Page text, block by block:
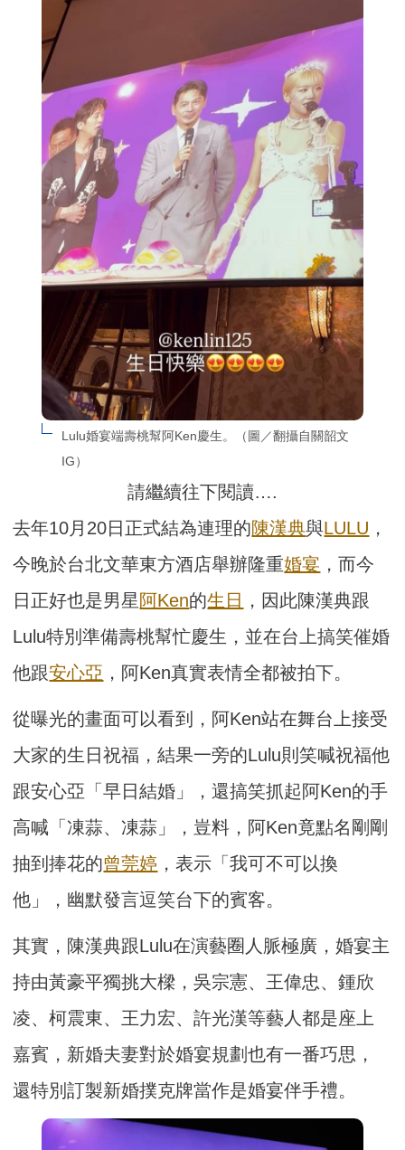
Lulu婚宴端壽桃幫阿Ken慶生。（圖／翻攝自關韶文
IG）
請繼續往下閱讀….
去年10月20日正式結為連理的陳漢典與LULU ，
今晚於台北文華東方酒店舉辦隆重婚宴 ，而今
日正好也是男星阿Ken的生日
，因此陳漢典跟
Lulu特別準備壽桃幫忙慶生，並在台上搞笑催婚
他跟安心亞 ，阿Ken真實表情全都被拍下。
從曝光的畫面可以看到，阿Ken站在舞台上接受
大家的生日祝福，結果一旁的Lulu則笑喊祝福他
跟安心亞「早日結婚」，還搞笑抓起阿Ken的手
高喊「凍蒜、凍蒜」，豈料，阿Ken竟點名剛剛
抽到捧花的曾莞婷 ，表示「我可不可以換
他」，幽默發言逗笑台下的賓客。
其實，陳漢典跟Lulu在演藝圈人脈極廣，婚宴主
持由黃豪平獨挑大樑，吳宗憲、王偉忠、鍾欣
凌、柯震東、王力宏、許光漢等藝人都是座上
嘉賓，新婚夫妻對於婚宴規劃也有一番巧思，
還特別訂製新婚撲克牌當作是婚宴伴手禮。